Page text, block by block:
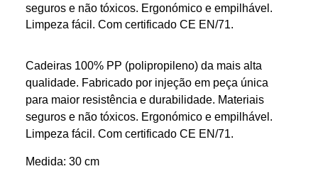
seguros e não tóxicos. Ergonómico e empilhável.
Limpeza fácil. Com certificado CE EN/71.
Cadeiras 100% PP (polipropileno) da mais alta
qualidade. Fabricado por injeção em peça única
para maior resistência e durabilidade. Materiais
seguros e não tóxicos. Ergonómico e empilhável.
Limpeza fácil. Com certificado CE EN/71.
Medida: 30 cm